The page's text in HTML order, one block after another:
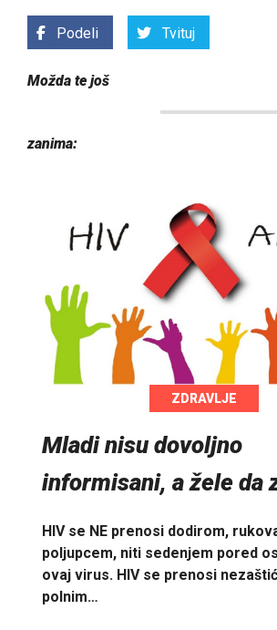
Podeli Tvituj
Možda te još
zanima:
ZDRAVLJE
Mladi nisu dovoljno
informisani, a žele da
HIV se NE prenosi dodirom,
poljupcem, niti sedenjem pored
ovaj virus. HIV se prenosi
polnim…